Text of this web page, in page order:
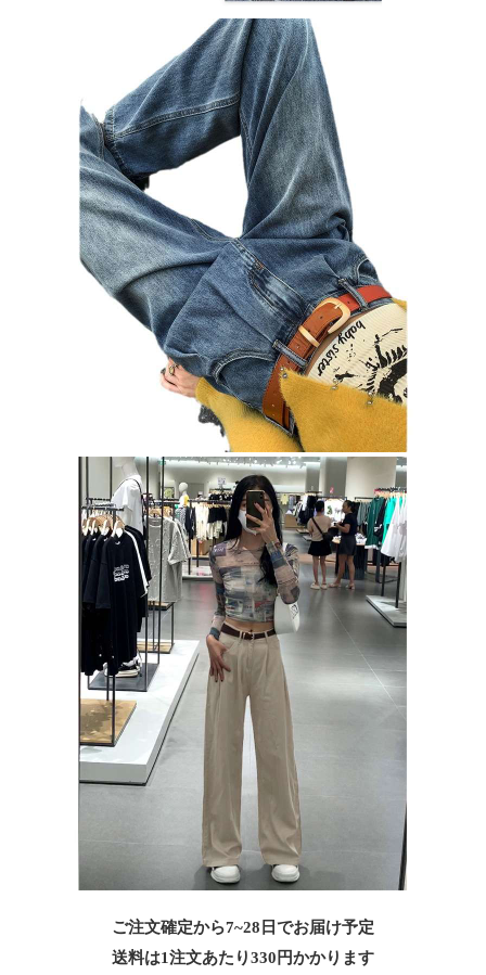
ご注文確定から7~28日でお届け予定
送料は1注文あたり330 円かかります